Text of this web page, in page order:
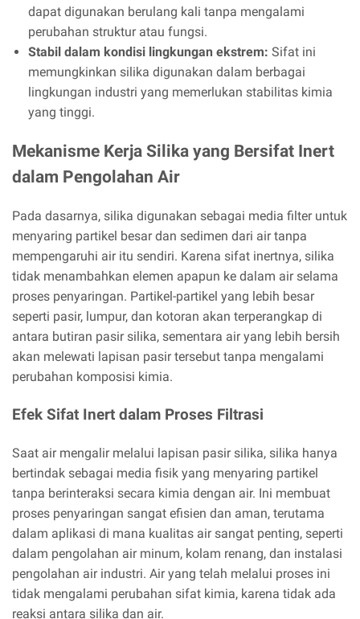
dapat digunakan berulang kali tanpa mengalami
perubahan struktur atau fungsi.
Stabil dalam kondisi lingkungan ekstrem: Sifat ini
memungkinkan silika digunakan dalam berbagai
lingkungan industri yang memerlukan stabilitas kimia
yang tinggi.
Mekanisme Kerja Silika yang Bersifat Inert
dalam Pengolahan Air
Pada dasarnya, silika digunakan sebagai media filter untuk
menyaring partikel besar dan sedimen dari air tanpa
mempengaruhi air itu sendiri. Karena sifat inertnya, silika
tidak menambahkan elemen apapun ke dalam air selama
proses penyaringan. Partikel-partikel yang lebih besar
seperti pasir, lumpur, dan kotoran akan terperangkap di
antara butiran pasir silika, sementara air yang lebih bersih
akan melewati lapisan pasir tersebut tanpa mengalami
perubahan komposisi kimia.
Efek Sifat Inert dalam Proses Filtrasi
Saat air mengalir melalui lapisan pasir silika, silika hanya
bertindak sebagai media fisik yang menyaring partikel
tanpa berinteraksi secara kimia dengan air. Ini membuat
proses penyaringan sangat efisien dan aman, terutama
dalam aplikasi di mana kualitas air sangat penting, seperti
dalam pengolahan air minum, kolam renang, dan instalasi
pengolahan air industri. Air yang telah melalui proses ini
tidak mengalami perubahan sifat kimia, karena tidak ada
reaksi antara silika dan air.